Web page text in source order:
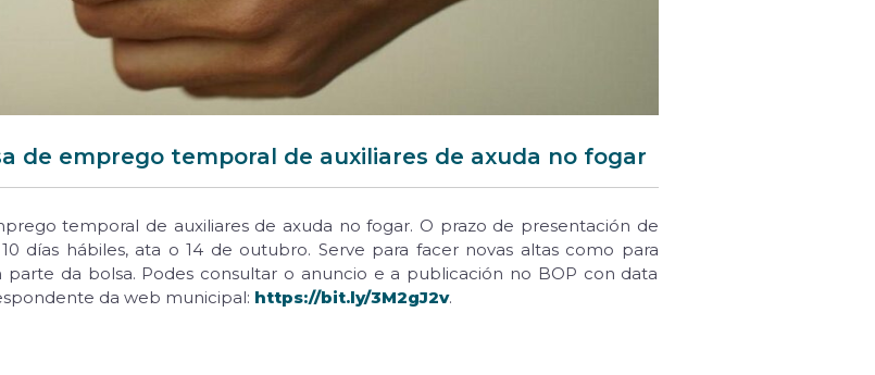
de emprego temporal de auxiliares de axuda no fogar
temporal de auxiliares de axuda no fogar. O prazo de presentación de
días hábiles, ata o 14 de outubro. Serve para facer novas altas como para
da bolsa. Podes consultar o anuncio e a publicación no BOP con data
da web municipal: https://bit.ly/3M2gJ2v.